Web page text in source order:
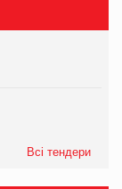
Всі тендери